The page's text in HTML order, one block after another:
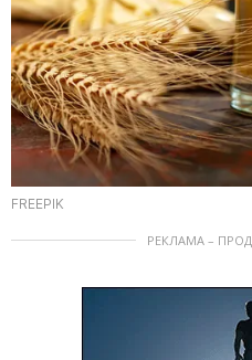
FREEPIK
РЕКЛАМА –